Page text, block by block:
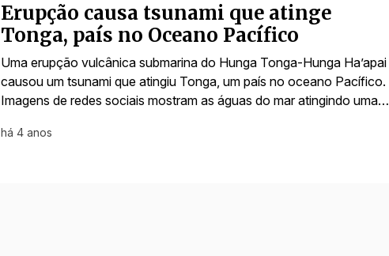
Erupção causa tsunami que atinge
Tonga, país no Oceano Pacífico
Uma erupção vulcânica submarina do Hunga Tonga-Hunga Ha’apai
causou um tsunami que atingiu Tonga, um país no oceano Pacífico.
Imagens de redes sociais mostram as águas do mar atingindo uma…
há 4 anos